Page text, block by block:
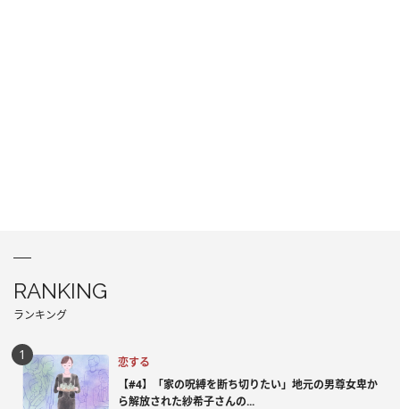
RANKING
ランキング
恋する
【#4】「家の呪縛を断ち切りたい」地元の男尊女卑か
ら解放された紗希子さんの...